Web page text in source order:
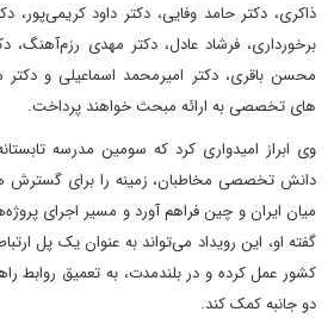
ذاکری، دکتر حامد وفایی، دکتر داود کریمی‌پور،
برخورداری، فرشاد عادل، دکتر مهدی رزم‌آهنگ،
محسن باقری، دکتر امیرمحمد اسماعیلی و
های تخصصی به ارائه مبحث خواهند پرداخت.
وی ابراز امیدواری کرد که سومین مدرسه
دانش تخصصی مخاطبان، زمینه را برای
میان ایران و چین فراهم آورد و مسیر اجرای
گفته او، این رویداد می‌تواند به عنوان یک پل
کشور عمل کرده و در بلندمدت، به تعمیق روابط
دو جانبه کمک کند.